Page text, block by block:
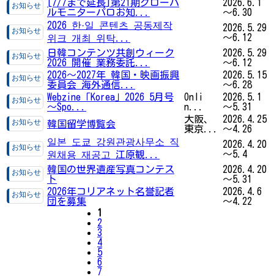
[7/7まで延長]第21期グローバ
ルモニターパロお知...
2026.6.1
～6.30
2026 한·일 콘텐츠 공동제작
위크 개최 위탁...
2026.5.29
～6.12
日韓コンテンツ共創ウィーク
2026 開催 業務委託...
2026.5.29
～6.12
2026〜2027年 韓国・映画振興
委員会 海外通信...
2026.5.15
～6.28
Webzine「Korea」2026 5月号
～Spo...
Onli
n...
2026.5.1
～5.31
韓国留学博覧会
大阪、
東京...
2026.4.25
～4.26
일본 도쿄 강원관광사무소 직
원채용 재공고 江原観...
2026.4.20
～5.4
韓国の世界遺産写真コンテス
ト
2026.4.20
～5.31
2026年コリアネット名誉記者
団を募集
2026.4.6
～4.22
1
2
3
4
5
6
7